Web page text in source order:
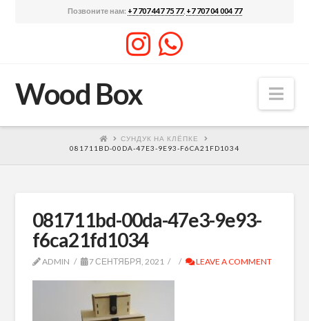
Позвоните нам: +7 707 447 75 77, +7 707 04 004 77
Wood Box
СУНДУК НА КЛЁПКЕ
081711BD-00DA-47E3-9E93-F6CA21FD1034
081711bd-00da-47e3-9e93-
f6ca21fd1034
ADMIN 7 СЕНТЯБРЯ, 2021 LEAVE A COMMENT